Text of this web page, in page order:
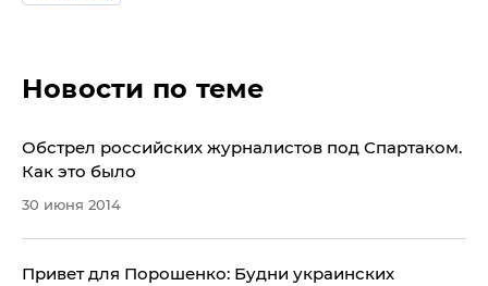
Новости по теме
Обстрел российских журналистов под Спартаком.
Как это было
30 июня 2014
Привет для Порошенко: Будни украинских